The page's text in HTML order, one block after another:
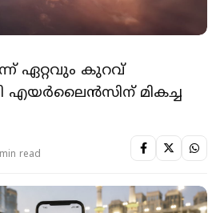
ഏറ്റവും കുറവ്
എയർലൈൻസിന് മികച്ച
read